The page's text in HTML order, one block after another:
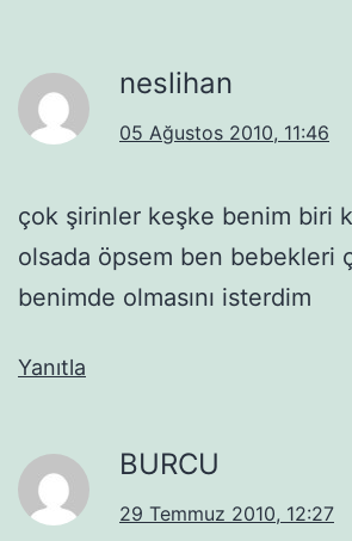
neslihan
05 Ağustos 2010, 11:46
çok şirinler keşke benim biri
olsada öpsem ben bebekleri
benimde olmasını isterdim
Yanıtla
BURCU
29 Temmuz 2010, 12:27